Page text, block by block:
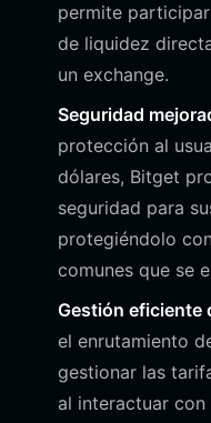
permite
de liquidez
un exchange.
Seguridad
protección al
dólares, Bitget
seguridad para
protegiéndolo
comunes que se
Gestión eficiente
el enrutamiento
gestionar las
al interactuar